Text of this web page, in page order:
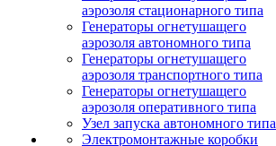
аэрозоля стационарного типа
Генераторы огнетушащего
аэрозоля автономного типа
Генераторы огнетушащего
аэрозоля транспортного типа
Генераторы огнетушащего
аэрозоля оперативного типа
Узел запуска автономного типа
Электромонтажные коробки